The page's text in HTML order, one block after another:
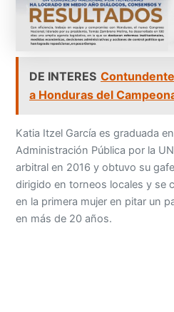
DE INTERES
a Honduras del
Katia Itzel García es graduada
Administración Pública por la
arbitral en 2016 y obtuvo su
dirigido en torneos locales y se
en la primera mujer en pitar un
en más de 20 años.